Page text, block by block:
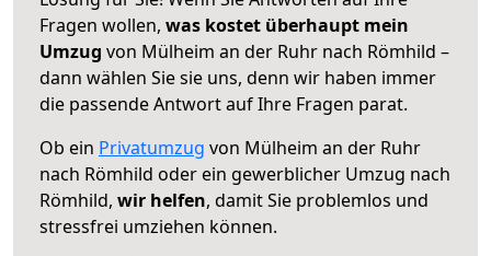
Fragen wollen, was kostet überhaupt mein
Umzug von Mülheim an der Ruhr nach Römhild –
dann wählen Sie sie uns, denn wir haben immer
die passende Antwort auf Ihre Fragen parat.
Ob ein Privatumzug von Mülheim an der Ruhr
nach Römhild oder ein gewerblicher Umzug nach
Römhild, wir helfen, damit Sie problemlos und
stressfrei umziehen können.